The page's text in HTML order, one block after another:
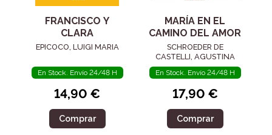
FRANCISCO Y
CLARA
EPICOCO, LUIGI MARIA
En Stock. Envío 24/48 H
14,90 €
Comprar
MARÍA EN EL
CAMINO DEL AMOR
SCHROEDER DE
CASTELLI, AGUSTINA
En Stock. Envío 24/48 H
17,90 €
Comprar